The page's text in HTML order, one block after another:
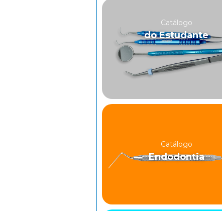
Catálogo
do Estudante
Catálogo
Endodontia